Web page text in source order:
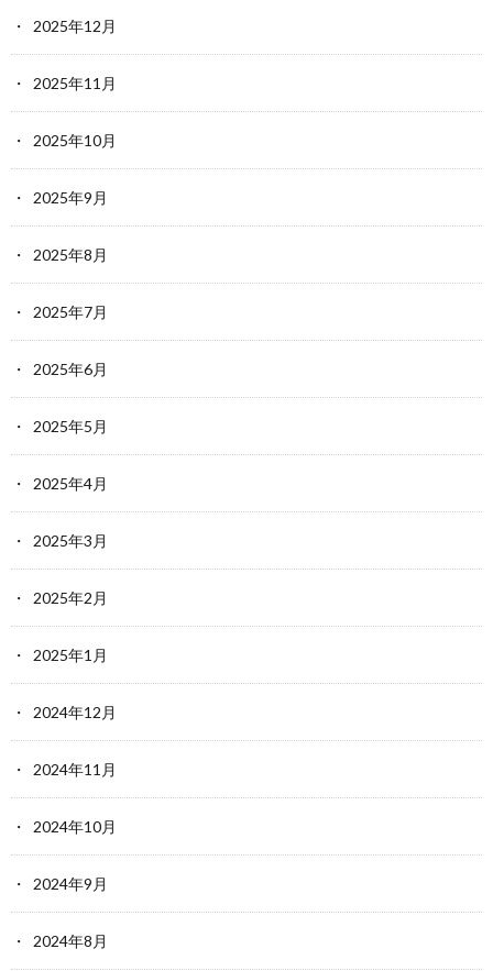
2025年12月
2025年11月
2025年10月
2025年9月
2025年8月
2025年7月
2025年6月
2025年5月
2025年4月
2025年3月
2025年2月
2025年1月
2024年12月
2024年11月
2024年10月
2024年9月
2024年8月